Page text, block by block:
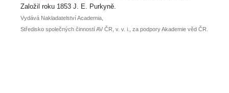
posteru je už 30. června.
Založil roku 1853 J. E. Purkyně.
Vydává Nakladatelství Academia,
Středisko společných činností AV ČR, v. v. i., za podpory Akademie věd ČR.